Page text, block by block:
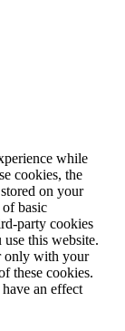
while
cookies, the
on your
basic
party cookies
this website.
only with your
these cookies.
an effect